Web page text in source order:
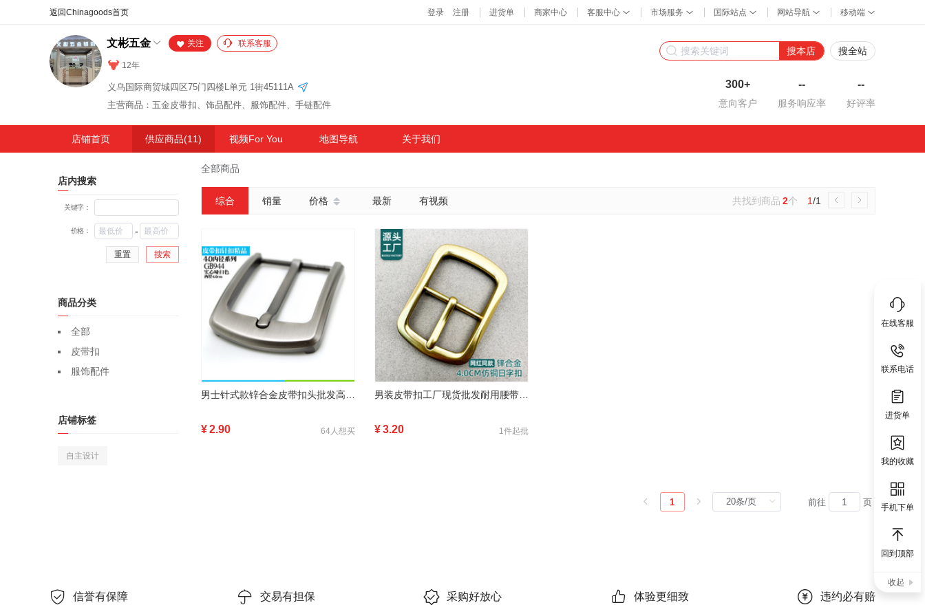
文彬五金
12年
关注 联系客服
义乌国际商贸城四区75门四楼L单元 1街45111A
主营商品：五金皮带扣、饰品配件、服饰配件、手链配件
搜本店 搜全站
300+
意向客户
--
服务响应率
--
好评率
在线客服
联系电话
进货单
我的收藏
手机下单
回到顶部
收起
店铺首页 供应商品(11) 视频For You 地图导航 关于我们
店内搜索
关键字：
价格： -
重置 搜索
商品分类
全部
皮带扣
服饰配件
店铺标签
自主设计
全部商品
综合 销量 价格 最新 有视频 共找到商品 2个 1/1
¥2.90 64人想买 ¥3.20 1件起批
1 前往 页